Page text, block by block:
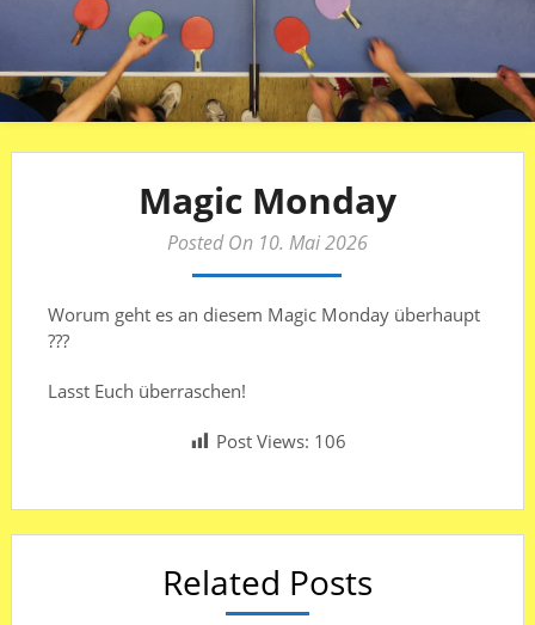
Magic Monday
Posted On 10. Mai 2026
Worum geht es an diesem Magic Monday überhaupt
???
Lasst Euch überraschen!
Post Views: 106
Related Posts